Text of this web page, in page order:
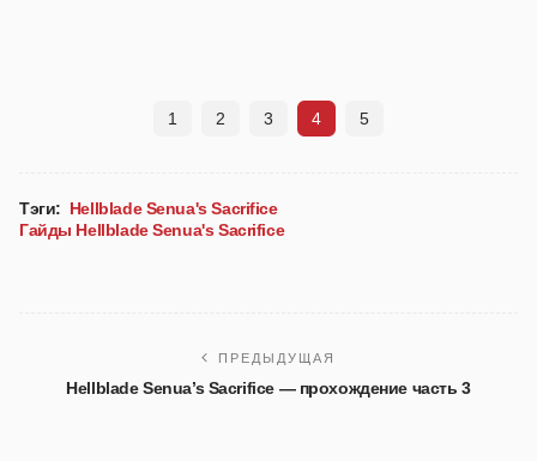
1 2 3 4 5
Тэги: Hellblade Senua's Sacrifice
Гайды Hellblade Senua's Sacrifice
ПРЕДЫДУЩАЯ
Hellblade Senua’s Sacrifice — прохождение часть 3